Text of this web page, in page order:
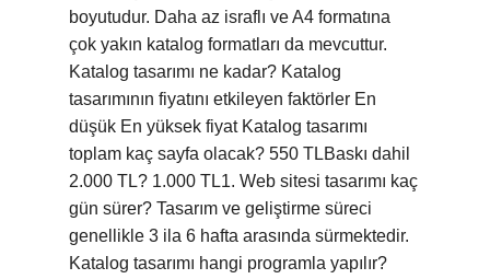
boyutudur. Daha az israflı ve A4 formatına
çok yakın katalog formatları da mevcuttur.
Katalog tasarımı ne kadar? Katalog
tasarımının fiyatını etkileyen faktörler En
düşük En yüksek fiyat Katalog tasarımı
toplam kaç sayfa olacak? 550 TLBaskı dahil
2.000 TL? 1.000 TL1. Web sitesi tasarımı kaç
gün sürer? Tasarım ve geliştirme süreci
genellikle 3 ila 6 hafta arasında sürmektedir.
Katalog tasarımı hangi programla yapılır?